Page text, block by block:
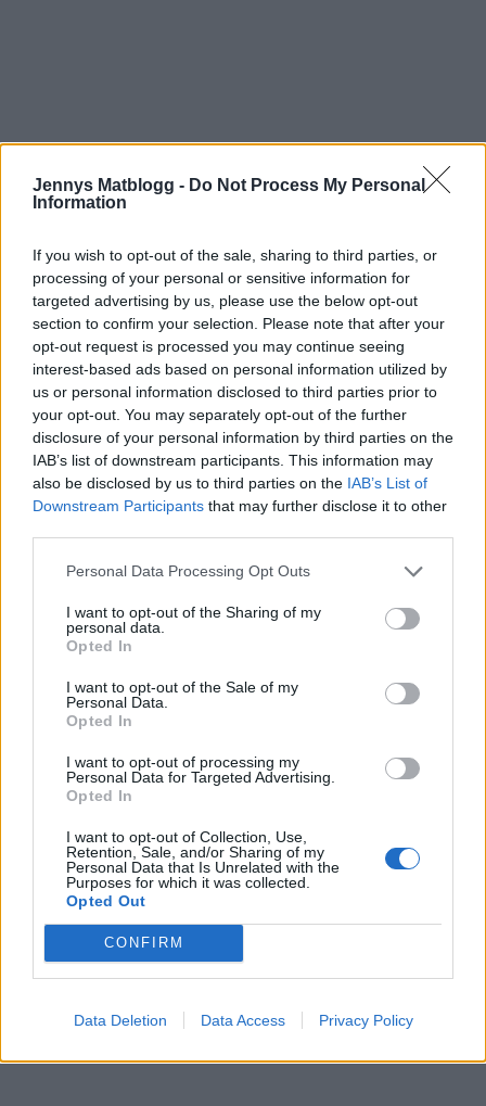
Jennys Matblogg - Do Not Process My Personal
Information
If you wish to opt-out of the sale, sharing to third parties, or
processing of your personal or sensitive information for
targeted advertising by us, please use the below opt-out
section to confirm your selection. Please note that after your
opt-out request is processed you may continue seeing
interest-based ads based on personal information utilized by
us or personal information disclosed to third parties prior to
your opt-out. You may separately opt-out of the further
disclosure of your personal information by third parties on the
IAB’s list of downstream participants. This information may
also be disclosed by us to third parties on the IAB’s List of
Downstream Participants that may further disclose it to other
Personal Data Processing Opt Outs
I want to opt-out of the Sharing of my
personal data.
Opted In
I want to opt-out of the Sale of my
Personal Data.
Opted In
I want to opt-out of processing my
Personal Data for Targeted Advertising.
Opted In
I want to opt-out of Collection, Use,
Retention, Sale, and/or Sharing of my
Personal Data that Is Unrelated with the
Purposes for which it was collected.
Opted Out
CONFIRM
Data Deletion Data Access Privacy Policy
1 29 DECEMBER, 2019